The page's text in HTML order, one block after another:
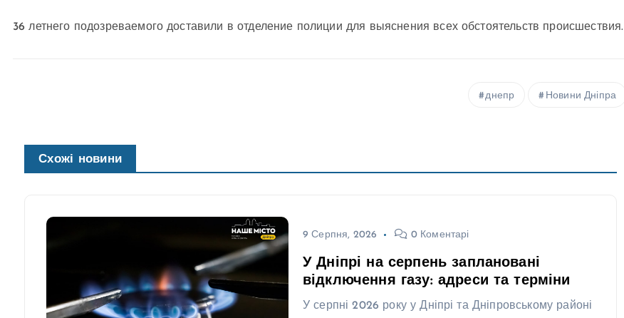
36 летнего подозреваемого доставили в отделение полиции для выяснения всех обстоятельств происшествия.
днепр Новини Дніпра
Схожі новини
9 Серпня, 2026 0 Коментарі
У Дніпрі на серпень заплановані
відключення газу: адреси та терміни
У серпні 2026 року у Дніпрі та Дніпровському районі